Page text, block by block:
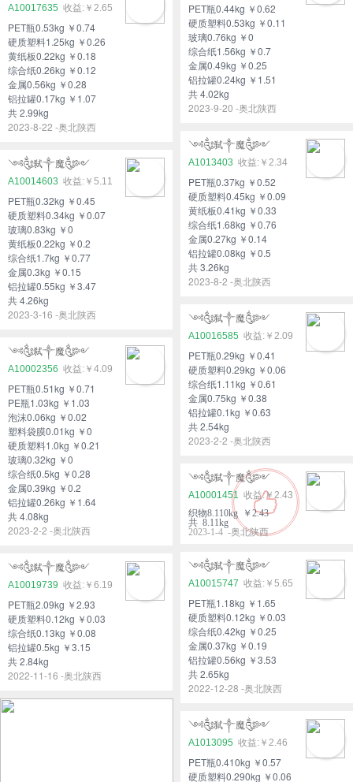
PET瓶0.44kg ￥0.62
硬质塑料0.53kg ￥0.11
玻璃0.76kg ￥0
综合纸1.56kg ￥0.7
金属0.49kg ￥0.25
铝拉罐0.24kg ￥1.51
共 4.02kg
2023-9-20 -奥北陕西
A10017635
￥2.65
PET瓶0.53kg ￥0.74
硬质塑料1.25kg ￥0.26
黄纸板0.22kg ￥0.18
综合纸0.26kg ￥0.12
金属0.56kg ￥0.28
铝拉罐0.17kg ￥1.07
共 2.99kg
2023-8-22 -奥北陕西
༺༃弑༒魔༃༻
A1013403
￥2.34
PET瓶0.37kg ￥0.52
硬质塑料0.45kg ￥0.09
黄纸板0.41kg ￥0.33
综合纸1.68kg ￥0.76
金属0.27kg ￥0.14
铝拉罐0.08kg ￥0.5
共 3.26kg
2023-8-2 -奥北陕西
༺༃弑༒魔༃༻
A10014603
￥5.11
PET瓶0.32kg ￥0.45
硬质塑料0.34kg ￥0.07
玻璃0.83kg ￥0
黄纸板0.22kg ￥0.2
综合纸1.7kg ￥0.77
金属0.3kg ￥0.15
铝拉罐0.55kg ￥3.47
共 4.26kg
2023-3-16 -奥北陕西
༺༃弑༒魔༃༻
A10016585
￥2.09
PET瓶0.29kg ￥0.41
硬质塑料0.29kg ￥0.06
综合纸1.11kg ￥0.61
金属0.75kg ￥0.38
铝拉罐0.1kg ￥0.63
共 2.54kg
2023-2-2 -奥北陕西
༺༃弑༒魔༃༻
A10002356
￥4.09
PET瓶0.51kg ￥0.71
PE瓶1.03kg ￥1.03
泡沫0.06kg ￥0.02
塑料袋膜0.01kg ￥0
硬质塑料1.0kg ￥0.21
玻璃0.32kg ￥0
综合纸0.5kg ￥0.28
金属0.39kg ￥0.2
铝拉罐0.26kg ￥1.64
共 4.08kg
2023-2-2 -奥北陕西
༺༃弑༒魔༃༻
A10001451
￥2.43
织物8.110kg ￥2.43
共 8.11kg
2023-1-4 -奥北陕西
༺༃弑༒魔༃༻
A10015747
￥5.65
PET瓶1.18kg ￥1.65
硬质塑料0.12kg ￥0.03
综合纸0.42kg ￥0.25
金属0.37kg ￥0.19
铝拉罐0.56kg ￥3.53
共 2.65kg
2022-12-28 -奥北陕西
༺༃弑༒魔༃༻
A10019739
￥6.19
PET瓶2.09kg ￥2.93
硬质塑料0.12kg ￥0.03
综合纸0.13kg ￥0.08
铝拉罐0.5kg ￥3.15
共 2.84kg
2022-11-16 -奥北陕西
༺༃弑༒魔༃༻
A1013095
￥2.46
PET瓶0.410kg ￥0.57
硬质塑料0.290kg ￥0.06